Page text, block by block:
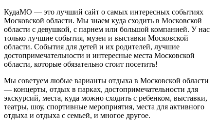
КудаМО — это лучший сайт о самых интересных событиях
Московской области. Мы знаем куда сходить в Московской
области с девушкой, с парнем или большой компанией. У нас
только лучшие события, музеи и выставки Московской
области. События для детей и их родителей, лучшие
достопримечательности и интересные места Московской
области, которые обязательно стоит посетить!
Мы советуем любые варианты отдыха в Московской области
— концерты, отдых в парках, достопримечательности для
экскурсий, места, куда можно сходить с ребенком, выставки,
театры, шоу, спортивные мероприятия, места для активного
отдыха и отдыха с семьей, и многое другое.